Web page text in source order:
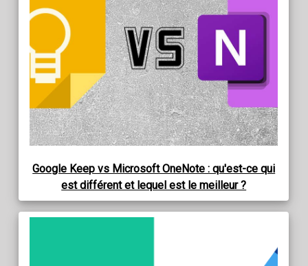
Google Keep vs Microsoft OneNote : qu'est-ce qui
est différent et lequel est le meilleur ?